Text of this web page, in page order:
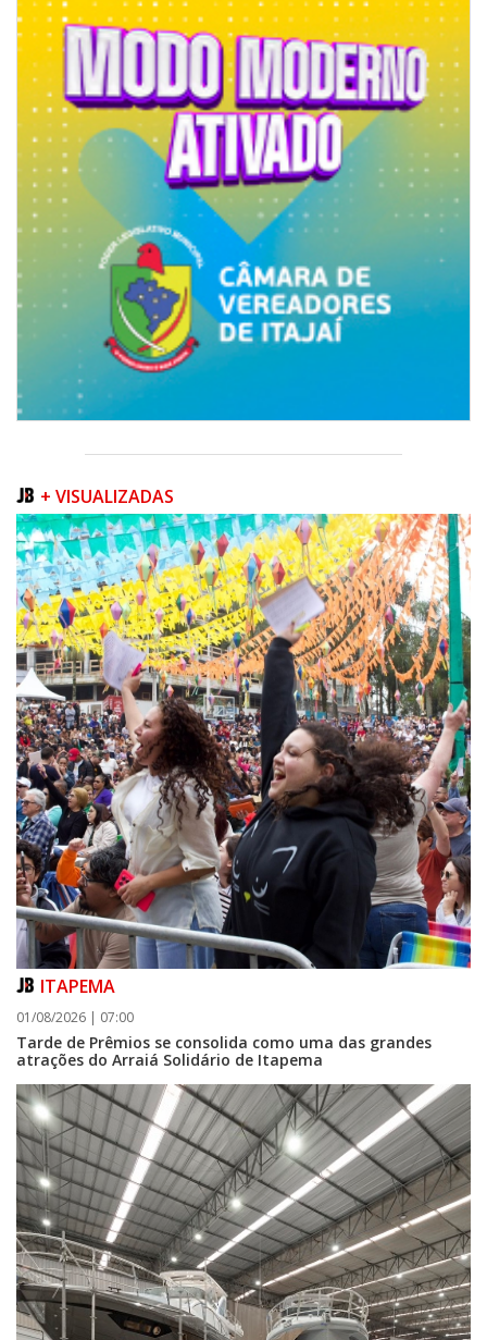
06/08/2026 | 07:00
Secretaria de Cultura retoma oficinas culturais com diversas
modalidades para a comunidade
BALNEÁRIO CAMBORIÚ
06/08/2026 | 07:00
Inscrições para a exploração da gastronomia do 14º Acampamento
Farroupilha estão abertas
CAMBORIÚ
06/08/2026 | 07:00
Camboriú: exposição de arte transforma o Paço Municipal em um espaço
de cultura
+ VISUALIZADAS
ITAPEMA
01/08/2026 | 07:00
Tarde de Prêmios se consolida como uma das grandes
atrações do Arraiá Solidário de Itapema